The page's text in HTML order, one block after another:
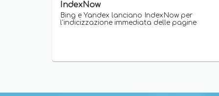
IndexNow
Bing e Yandex lanciano IndexNow per
l'indicizzazione immediata delle pagine